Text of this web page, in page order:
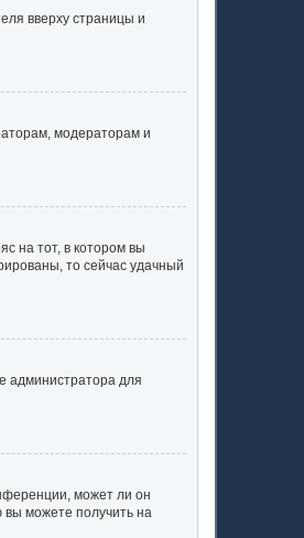
вверху страницы и
модераторам и
на тот, в котором вы
то сейчас удачный
администратора для
может ли он
вы можете получить на